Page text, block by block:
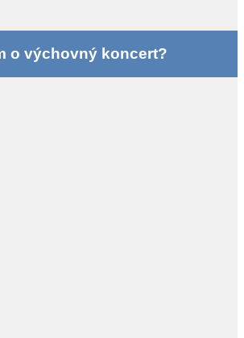
o výchovný koncert?